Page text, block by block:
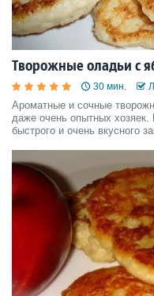
Творожные оладьи с
30 мин.
Ароматные и сочные
даже очень опытных хозяек.
быстрого и очень вкусного